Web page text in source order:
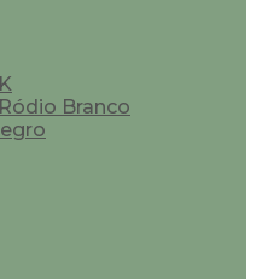
Branco